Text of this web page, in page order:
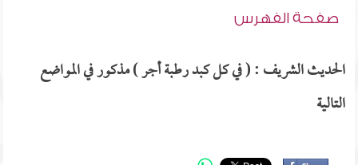
صفحة الفهرس
الحديث الشريف : ( في كل كبد رطبة أجر ) مذكور في المواضع
التالية